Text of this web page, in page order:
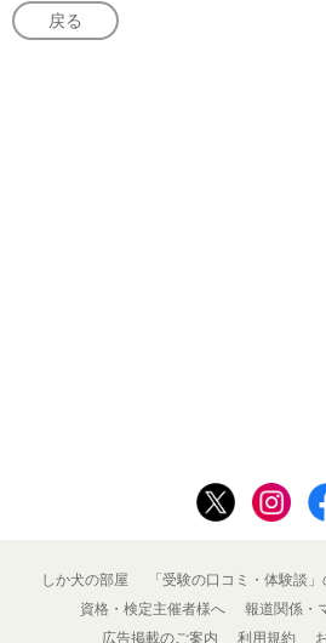
戻る
しか犬の部屋 「受験の口コミ・体験談
資格・検定主催者様へ
報道関係・
広告掲載のご案内
利用規約